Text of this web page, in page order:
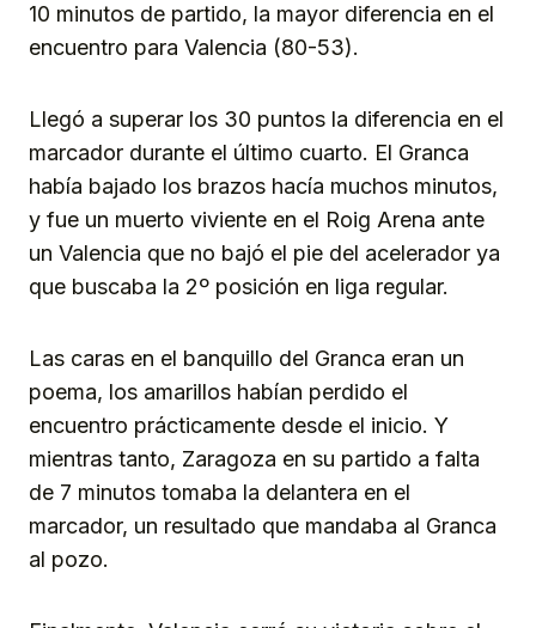
10 minutos de partido, la mayor diferencia en el
encuentro para Valencia (80-53).
Llegó a superar los 30 puntos la diferencia en el
marcador durante el último cuarto. El Granca
había bajado los brazos hacía muchos minutos,
y fue un muerto viviente en el Roig Arena ante
un Valencia que no bajó el pie del acelerador ya
que buscaba la 2º posición en liga regular.
Las caras en el banquillo del Granca eran un
poema, los amarillos habían perdido el
encuentro prácticamente desde el inicio. Y
mientras tanto, Zaragoza en su partido a falta
de 7 minutos tomaba la delantera en el
marcador, un resultado que mandaba al Granca
al pozo.